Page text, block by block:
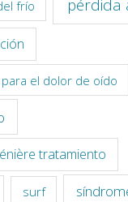
frío pérdida
el dolor de oído
tratamiento
surf